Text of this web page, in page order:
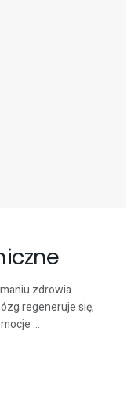
zdrowia
regeneruje się,
...